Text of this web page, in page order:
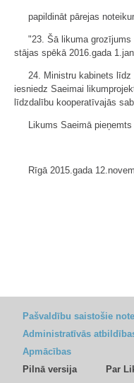
papildināt pārejas
"23. Šā likuma grozījums
stājas spēkā 2016.gada
24. Ministru kabinets līdz
iesniedz Saeimai
līdzdalību kooperatīvajās
Likums Saeimā
Rīgā 2015.gada
Pašvaldību saistošie
Administratīvās
Apmācības
Pilnā versija
Par